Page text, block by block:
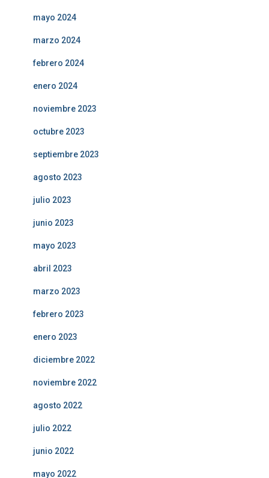
mayo 2024
marzo 2024
febrero 2024
enero 2024
noviembre 2023
octubre 2023
septiembre 2023
agosto 2023
julio 2023
junio 2023
mayo 2023
abril 2023
marzo 2023
febrero 2023
enero 2023
diciembre 2022
noviembre 2022
agosto 2022
julio 2022
junio 2022
mayo 2022